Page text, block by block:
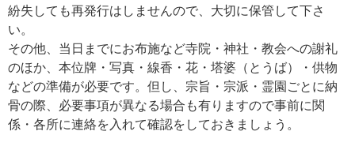
紛失しても再発行はしませんので、大切に保管して下さ
い。
その他、当日までにお布施など寺院・神社・教会への謝礼
のほか、本位牌・写真・線香・花・塔婆（とうば）・供物
などの準備が必要です。但し、宗旨・宗派・霊園ごとに納
骨の際、必要事項が異なる場合も有りますので事前に関
係・各所に連絡を入れて確認をしておきましょう。